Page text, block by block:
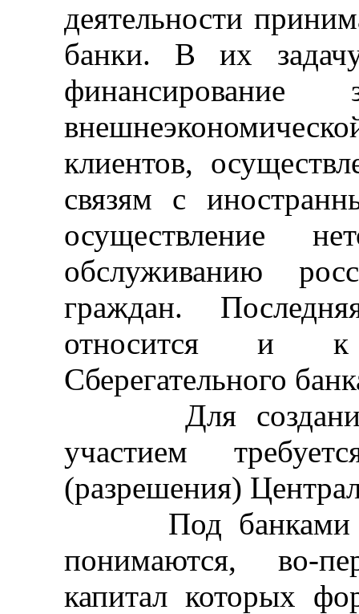
деятельности
банки. В их
клиентов,
связям с
осуществление
обслуживанию
граждан.
относится и к
Сберегательного
Для создания
участием
(разрешения)
Под банками с
понимаются, во-
капитал которых